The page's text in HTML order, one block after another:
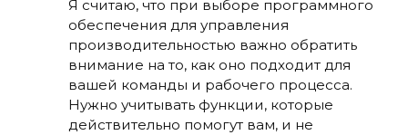
Я считаю, что при выборе программного
обеспечения для управления
производительностью важно обратить
внимание на то, как оно подходит для
вашей команды и рабочего процесса.
Нужно учитывать функции, которые
действительно помогут вам, и не